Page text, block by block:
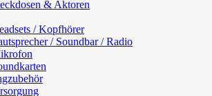
& Aktoren
/ Kopfhörer
/ Soundbar / Radio